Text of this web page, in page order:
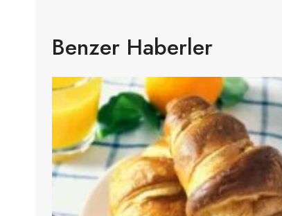
Benzer Haberler